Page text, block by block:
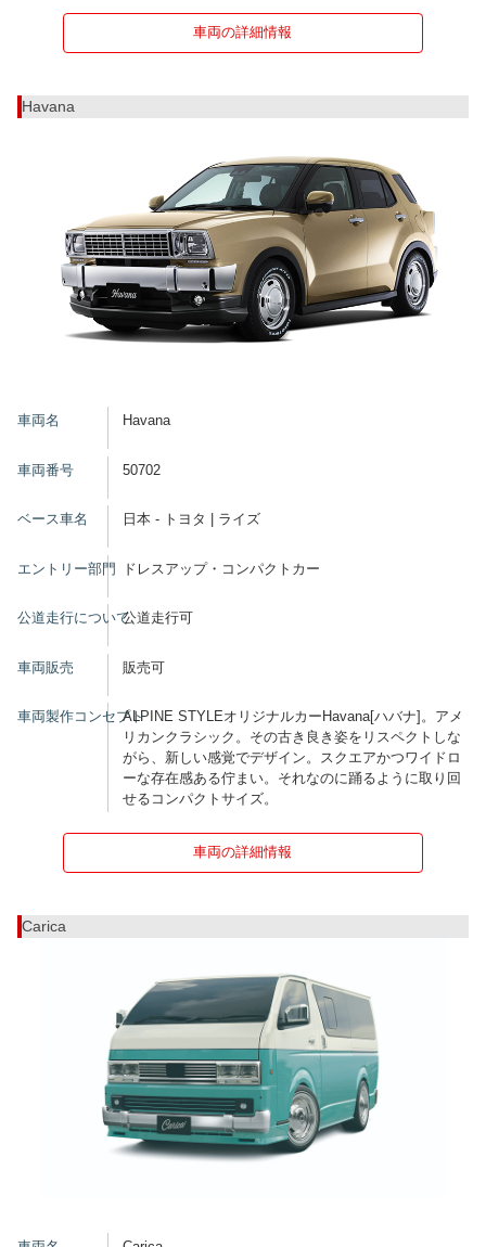
車両の詳細情報
Havana
車両名 Havana
車両番号 50702
ベース車名 日本 - トヨタ | ライズ
エントリー部門 ドレスアップ・コンパクトカー
公道走行について公道走行可
車両販売 販売可
車両製作コンセプトALPINE STYLEオリジナルカーHavana[ハバナ]。アメ
リカンクラシック。その古き良き姿をリスペクトしな
がら、新しい感覚でデザイン。スクエアかつワイドロ
ーな存在感ある佇まい。それなのに踊るように取り回
せるコンパクトサイズ。
車両の詳細情報
Carica